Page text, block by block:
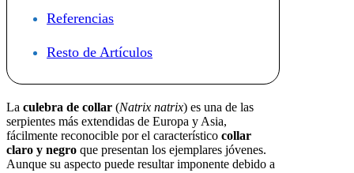
Referencias
Resto de Artículos
La culebra de collar (Natrix natrix) es una de las
serpientes más extendidas de Europa y Asia,
fácilmente reconocible por el característico collar
claro y negro que presentan los ejemplares jóvenes.
Aunque su aspecto puede resultar imponente debido a